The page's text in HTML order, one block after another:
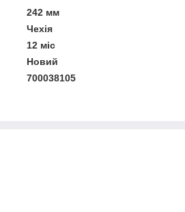
242 мм
Чехія
12 міс
Новий
700038105